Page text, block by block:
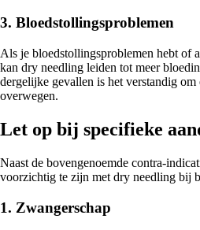
3. Bloedstollingsproblemen
Als je bloedstollingsproblemen hebt of
kan dry needling leiden tot meer
dergelijke gevallen is het verstandig om
overwegen.
Let op bij specifieke
Naast de bovengenoemde contra-
voorzichtig te zijn met dry needling bij
1. Zwangerschap